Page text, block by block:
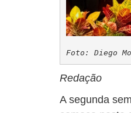
Foto: Diego
Redação
A segunda